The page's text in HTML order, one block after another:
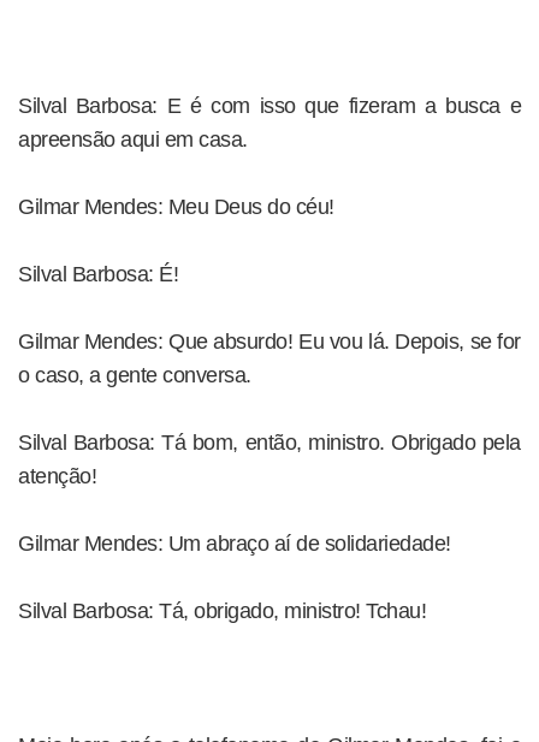
Silval Barbosa: E é com isso que fizeram a busca e
apreensão aqui em casa.
Gilmar Mendes: Meu Deus do céu!
Silval Barbosa: É!
Gilmar Mendes: Que absurdo! Eu vou lá. Depois, se for
o caso, a gente conversa.
Silval Barbosa: Tá bom, então, ministro. Obrigado pela
atenção!
Gilmar Mendes: Um abraço aí de solidariedade!
Silval Barbosa: Tá, obrigado, ministro! Tchau!